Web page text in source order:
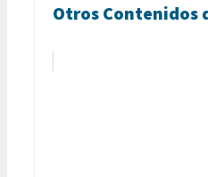
Otros Contenidos